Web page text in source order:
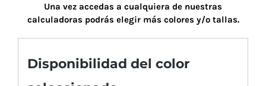
Una vez accedas a cualquiera de nuestras
calculadoras podrás elegir más colores y/o tallas.
Disponibilidad del color